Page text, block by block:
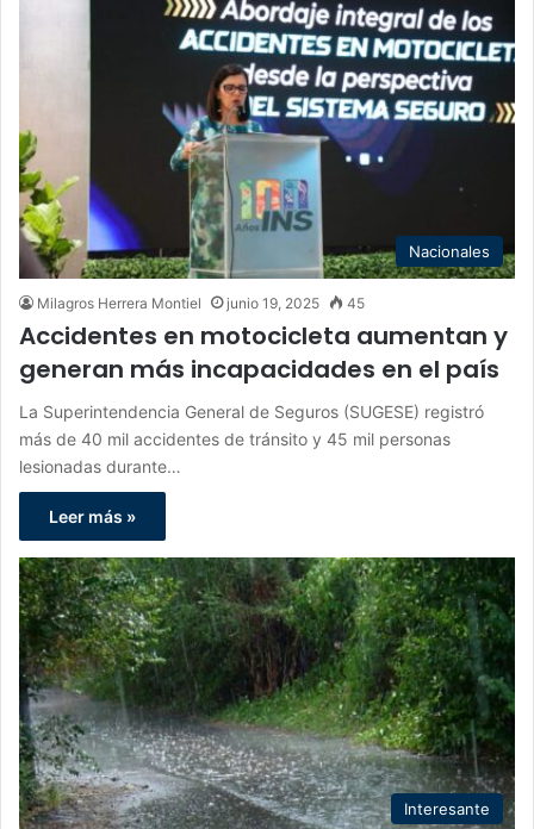
Nacionales
Milagros Herrera Montiel junio 19, 2025 45
Accidentes en motocicleta aumentan y
generan más incapacidades en el país
La Superintendencia General de Seguros (SUGESE) registró
más de 40 mil accidentes de tránsito y 45 mil personas
lesionadas durante…
Leer más »
Interesante